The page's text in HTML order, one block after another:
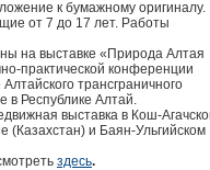
к бумажному оригиналу.
от 7 до 17 лет. Работы
на выставке «Природа Алтая
практической конференции
трансграничного
в Республике Алтай.
выставка в Кош-
(Казахстан) и Баян-Ульгийском
здесь.